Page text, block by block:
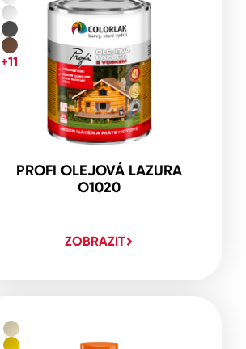
PROFI OLEJOVÁ LAZURA
O1020
ZOBRAZIT
+11